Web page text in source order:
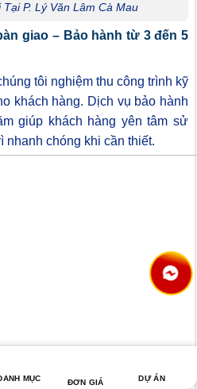
P. Lý Văn Lâm Cà Mau
giao – Bảo hành từ 3 đến 5
tôi nghiệm thu công trình kỹ
khách hàng. Dịch vụ bảo hành
giúp khách hàng yên tâm sử
chóng khi cần thiết.
MỤC ĐƠN GIÁ DỰ ÁN